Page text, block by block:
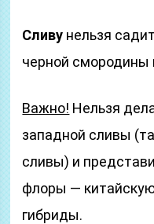
Сливу нельзя
черной смородины
Важно! Нельзя
западной сливы
сливы) и
флоры —
гибриды.